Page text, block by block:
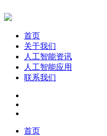
首页
关于我们
人工智能资讯
人工智能应用
联系我们
首页